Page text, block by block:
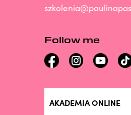
Follow me
AKADEMIA ONLINE